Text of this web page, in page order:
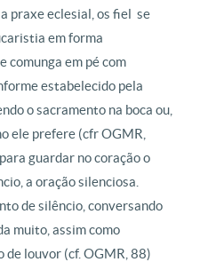
praxe eclesial, os fiel se
em forma
comunga em pé com
estabelecido pela
o sacramento na boca ou,
ele prefere (cfr OGMR,
guardar no coração o
a oração silenciosa.
de silêncio, conversando
muito, assim como
de louvor (cf. OGMR, 88)